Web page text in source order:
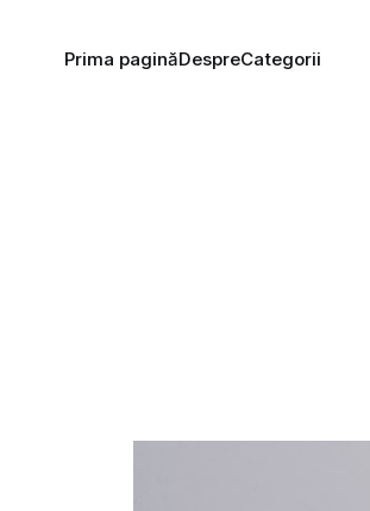
Prima paginăDespreCategorii